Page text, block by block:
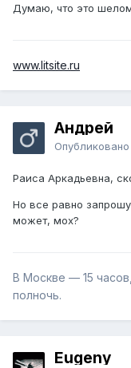
Думаю, что это
www.litsite.ru
Андрей
Опубликовано
Раиса Аркадьевна,
Но все равно
может, мох?
В Москве — 15
полночь.
Eugeny